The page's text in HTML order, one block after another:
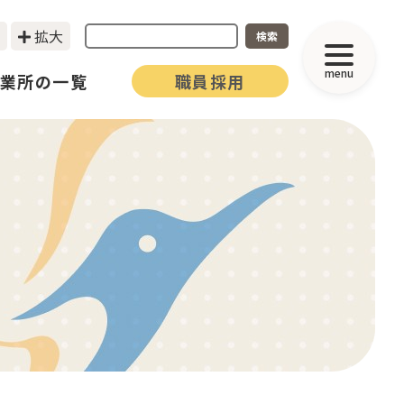
拡大 検索
所の一覧 職員採用 menu